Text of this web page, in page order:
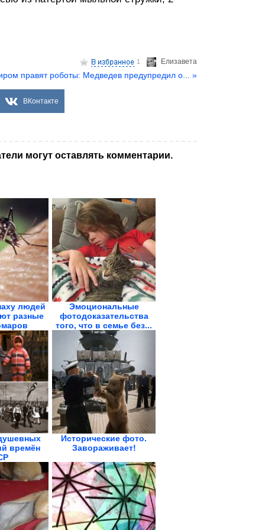
Елизаветa
1
правят роботы: Медведев предупредил о... »
ВКонтакте
могут оставлять комментарии.
людей
разные
Эмоциональные
фотодоказательства
того, что в семье без...
времён
Исторические фото.
Завораживает!